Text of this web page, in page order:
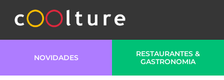
NOVIDADES
RESTAURANTES &
GASTRONOMIA